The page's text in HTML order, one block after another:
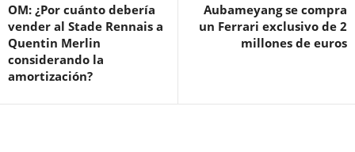
OM: ¿Por cuánto debería
vender al Stade Rennais a
Quentin Merlin
considerando la
amortización?
Aubameyang se compra
un Ferrari exclusivo de 2
millones de euros